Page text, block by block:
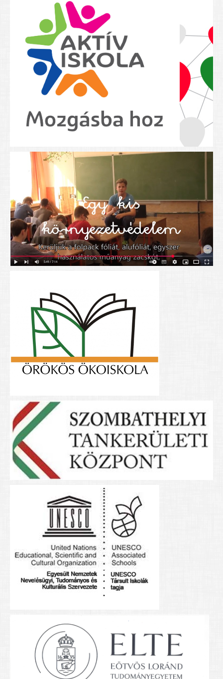
Nyolcadikosainknak
Kréta szülői segédlet
Felsős taneszközlista
BEISKOLÁZÁS 2026